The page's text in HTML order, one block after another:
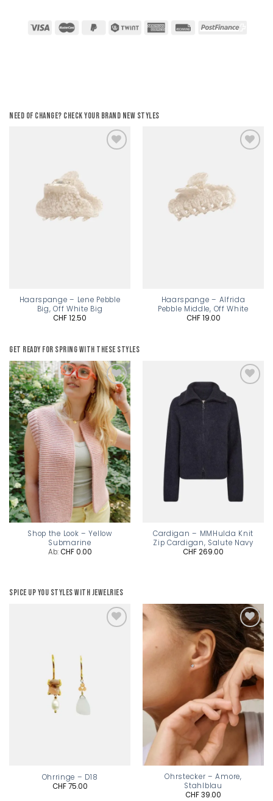
Need of change? Check your brand new styles
Haarspange – Lene Pebble
Big, Off White Big
CHF12.50
Haarspange – Alfrida
Pebble Middle, Off White
CHF19.00
Get ready for spring with these styles
Add to
wishlist
Shop the Look – Yellow
Submarine
Ab:CHF0.00
wishlist
Cardigan – MMHulda Knit
Zip Cardigan, Salute Navy
CHF269.00
Spice up you styles with jewelries
Ohrringe – D18
CHF75.00
Add to
wishlist
Ohrstecker – Amore,
Stahlblau
CHF39.00